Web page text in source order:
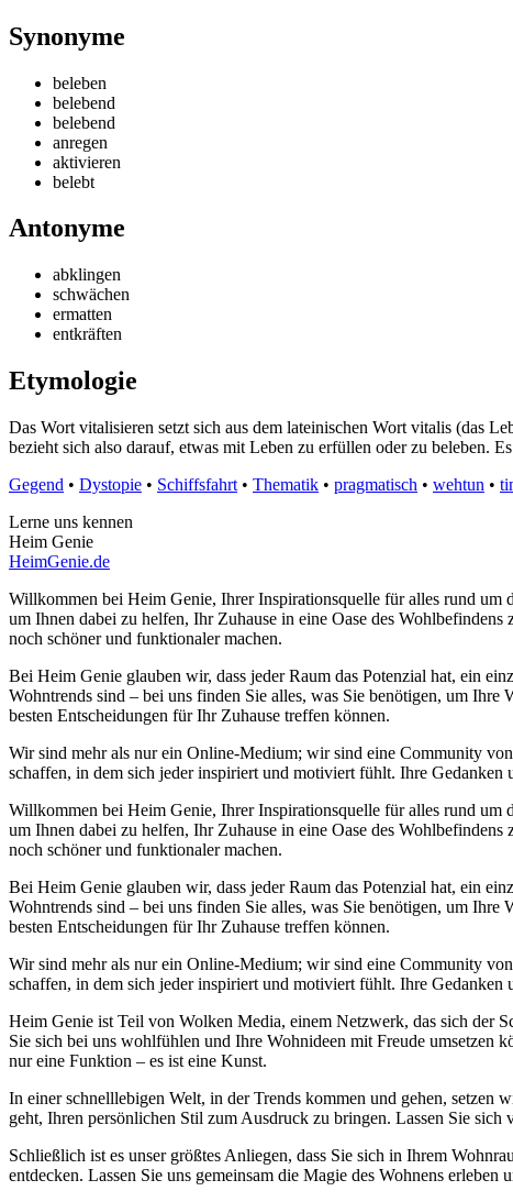
Synonyme
beleben
belebend
belebend
anregen
aktivieren
belebt
Antonyme
abklingen
schwächen
ermatten
entkräften
Etymologie
Das Wort vitalisieren setzt sich aus dem lateinischen Wort vitalis (das
bezieht sich also darauf, etwas mit Leben zu erfüllen oder zu beleben.
Gegend • Dystopie • Schiffsfahrt • Thematik • pragmatisch • wehtun •
Lerne uns kennen
Heim Genie
HeimGenie.de
Willkommen bei Heim Genie, Ihrer Inspirationsquelle für alles rund um
um Ihnen dabei zu helfen, Ihr Zuhause in eine Oase des
noch schöner und funktionaler machen.
Bei Heim Genie glauben wir, dass jeder Raum das Potenzial hat, ein
Wohntrends sind – bei uns finden Sie alles, was Sie benötigen, um
besten Entscheidungen für Ihr Zuhause treffen können.
Wir sind mehr als nur ein Online-Medium; wir sind eine Community
schaffen, in dem sich jeder inspiriert und motiviert fühlt. Ihre
Willkommen bei Heim Genie, Ihrer Inspirationsquelle für alles rund um
um Ihnen dabei zu helfen, Ihr Zuhause in eine Oase des
noch schöner und funktionaler machen.
Bei Heim Genie glauben wir, dass jeder Raum das Potenzial hat, ein
Wohntrends sind – bei uns finden Sie alles, was Sie benötigen, um
besten Entscheidungen für Ihr Zuhause treffen können.
Wir sind mehr als nur ein Online-Medium; wir sind eine Community
schaffen, in dem sich jeder inspiriert und motiviert fühlt. Ihre
Heim Genie ist Teil von Wolken Media, einem Netzwerk, das sich der
Sie sich bei uns wohlfühlen und Ihre Wohnideen mit Freude umsetzen
nur eine Funktion – es ist eine Kunst.
In einer schnelllebigen Welt, in der Trends kommen und gehen,
geht, Ihren persönlichen Stil zum Ausdruck zu bringen. Lassen Sie
Schließlich ist es unser größtes Anliegen, dass Sie sich in Ihrem
entdecken. Lassen Sie uns gemeinsam die Magie des Wohnens